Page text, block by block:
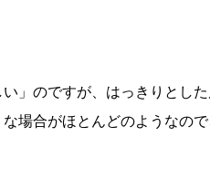
」のですが、はっきりとし
場合がほとんどのようなの